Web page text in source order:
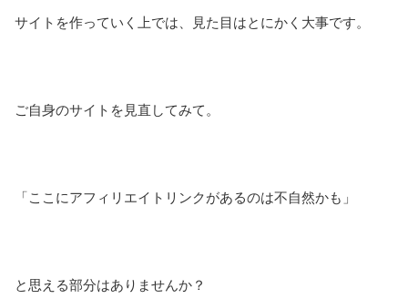
サイトを作っていく上では、見た目はとにかく大事です。
ご自身のサイトを見直してみて。
「ここにアフィリエイトリンクがあるのは不自然かも」
と思える部分はありませんか？